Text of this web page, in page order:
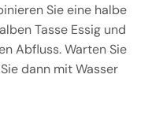
Sie eine halbe
Tasse Essig und
Abfluss. Warten Sie
dann mit Wasser